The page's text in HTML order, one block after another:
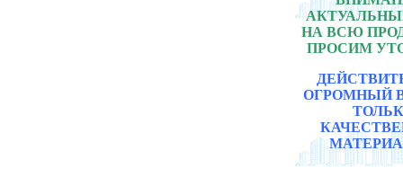
НА ВСЮ
ПРОСИМ
ОГРОМНЫЙ